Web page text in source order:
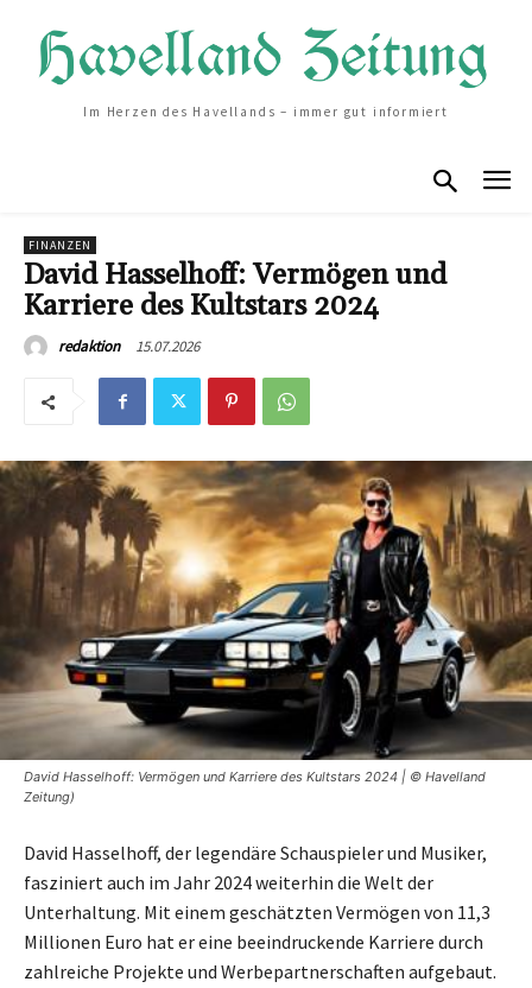
Im Herzen des Havellands – immer gut informiert
FINANZEN
David Hasselhoff: Vermögen und
Karriere des Kultstars 2024
redaktion 15.07.2026
David Hasselhoff: Vermögen und Karriere des Kultstars 2024 | © Havelland
Zeitung)
David Hasselhoff, der legendäre Schauspieler und Musiker,
fasziniert auch im Jahr 2024 weiterhin die Welt der
Unterhaltung. Mit einem geschätzten Vermögen von 11,3
Millionen Euro hat er eine beeindruckende Karriere durch
zahlreiche Projekte und Werbepartnerschaften aufgebaut.